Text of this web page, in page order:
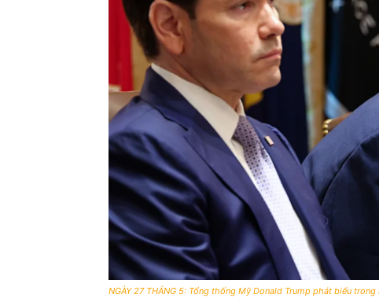
NGÀY 27 THÁNG 5: Tổng thống Mỹ Donald Trump phát biểu